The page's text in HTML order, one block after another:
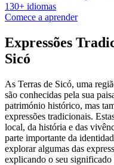
130+ idiomas
Comece a aprender
Expressões
Sicó
As Terras de Sicó, uma
são conhecidas pela sua
património histórico, mas
expressões tradicionais.
local, da história e das
parte importante da
explorar algumas das
explicando o seu significado